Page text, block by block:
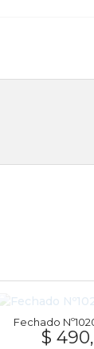
Fechado Nº1020
$